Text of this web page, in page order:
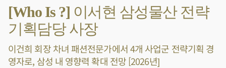
[Who Is ?] 이서현 삼성물산 전략
기획담당 사장
이건희 회장 차녀 패션전문가에서 4개 사업군 전략기획 경
영자로, 삼성 내 영향력 확대 전망 [2026년]